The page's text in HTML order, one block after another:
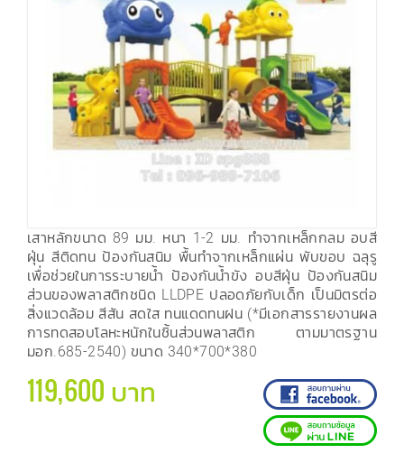
เสาหลักขนาด 89 มม. หนา 1-2 มม. ทำจากเหล็กกลม อบสี
ฝุ่น สีติดทน ป้องกันสนิม พื้นทำจากเหล็กแผ่น พับขอบ ฉลุรู
เพื่อช่วยในการระบายน้ำ ป้องกันน้ำขัง อบสีฝุ่น ป้องกันสนิม
ส่วนของพลาสติกชนิด LLDPE ปลอดภัยกับเด็ก เป็นมิตรต่อ
สิ่งแวดล้อม สีสัน สดใส ทนแดดทนฝน (*มีเอกสารรายงานผล
การทดสอบโลหะหนักในชิ้นส่วนพลาสติก ตามมาตรฐาน
มอก.685-2540) ขนาด 340*700*380
119,600 บาท